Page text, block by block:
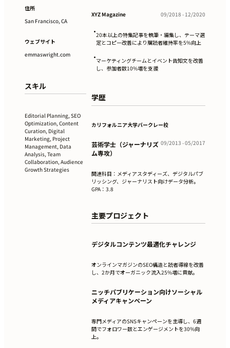
住所
San Francisco, CA
ウェブサイト
emmaswright.com
スキル
Editorial Planning, SEO
Optimization, Content
Curation, Digital
Marketing, Project
Management, Data
Analysis, Team
Collaboration, Audience
Growth Strategies
XYZ Magazine 09/2018 - 12/2020
•20本以上の特集記事を執筆・編集し、テーマ選
定とコピー改善により購読者維持率を5%向上
•マーケティングチームとイベント告知文を改善
し、参加者数10%増を支援
学歴
カリフォルニア大学バークレー校
芸術学士（ジャーナリズ
ム専攻）
09/2013 - 05/2017
関連科目：メディアスタディーズ、デジタルパブ
リッシング、ジャーナリスト向けデータ分析。
GPA：3.8
主要プロジェクト
デジタルコンテンツ最適化チャレンジ
オンラインマガジンのSEO構造と読者導線を改善
し、2か月でオーガニック流入25%増に貢献。
ニッチパブリケーション向けソーシャル
メディアキャンペーン
専門メディアのSNSキャンペーンを主導し、6週
間でフォロワー数とエンゲージメントを30%向
上。